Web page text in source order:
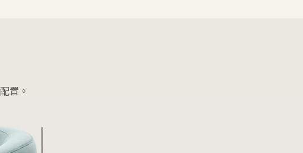
置。